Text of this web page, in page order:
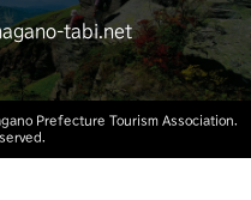
tabi.net
Prefecture Tourism Association.